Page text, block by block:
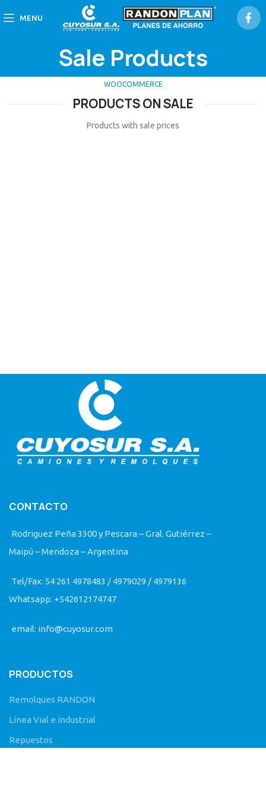
MENU
Sale Products
WOOCOMMERCE
PRODUCTS ON SALE
Products with sale prices
CONTACTO
Rodriguez Peña 3300 y Pescara – Gral. Gutiérrez –
Maipú – Mendoza – Argentina
Tel/Fax: 54 261 4978483 / 4979029 / 4979136
Whatsapp: +542612174747
email: info@cuyosur.com
PRODUCTOS
Remolques RANDON
Línea Vial e industrial
Repuestos